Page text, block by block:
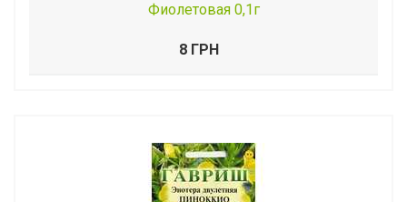
Фиолетовая 0,1г
8 ГРН